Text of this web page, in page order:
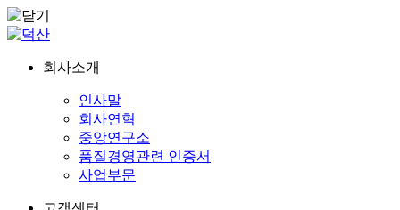
회사소개
인사말
회사연혁
중앙연구소
품질경영관련 인증서
사업부문